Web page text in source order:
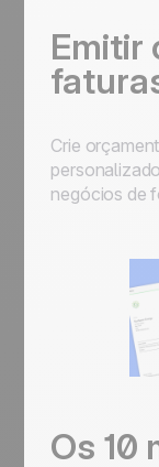
Emitir
Crie
negócios de
Os 10